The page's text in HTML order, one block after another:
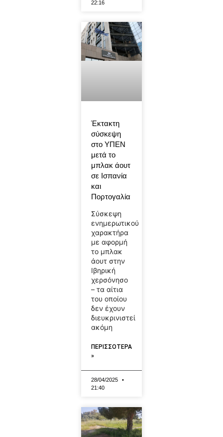
22:16
Έκτακτη
σύσκεψη
στο ΥΠΕΝ
μετά το
μπλακ άουτ
σε Ισπανία
και
Πορτογαλία
Σύσκεψη
ενημερωτικού
χαρακτήρα
με αφορμή
το μπλακ
άουτ στην
Ιβηρική
χερσόνησο
– τα αίτια
του οποίου
δεν έχουν
διευκρινιστεί
ακόμη
ΠΕΡΙΣΣΟΤΕΡΑ
»
28/04/2025
21:40